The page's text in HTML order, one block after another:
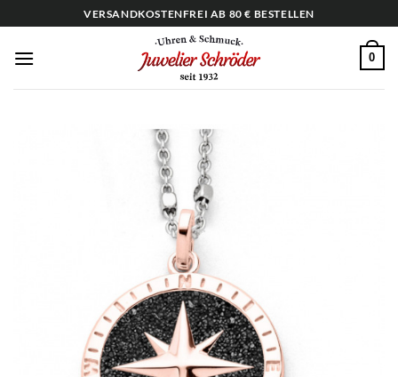
Inhalt
springen
VERSANDKOSTENFREI AB 80 € BESTELLEN
0